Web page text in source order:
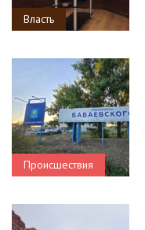
Власть
Происшествия